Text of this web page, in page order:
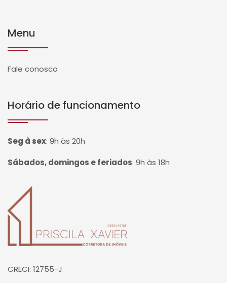
Menu
Fale conosco
Horário de funcionamento
Seg à sex: 9h às 20h
Sábados, domingos e feriados: 9h às 18h
Página inicial
CRECI: 12755-J